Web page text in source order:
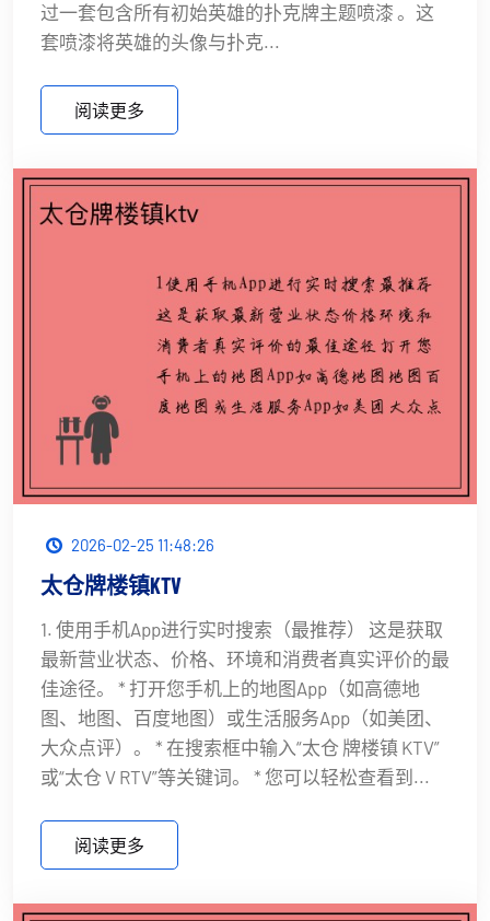
过一套包含所有初始英雄的扑克牌主题喷漆 。这
套喷漆将英雄的头像与扑克...
阅读更多
2026-02-25 11:48:26
太仓牌楼镇KTV
1. 使用手机App进行实时搜索（最推荐） 这是获取
最新营业状态、价格、环境和消费者真实评价的最
佳途径。 * 打开您手机上的地图App（如高德地
图、地图、百度地图）或生活服务App（如美团、
大众点评）。 * 在搜索框中输入“太仓 牌楼镇 KTV”
或“太仓 V RTV”等关键词。 * 您可以轻松查看到...
阅读更多